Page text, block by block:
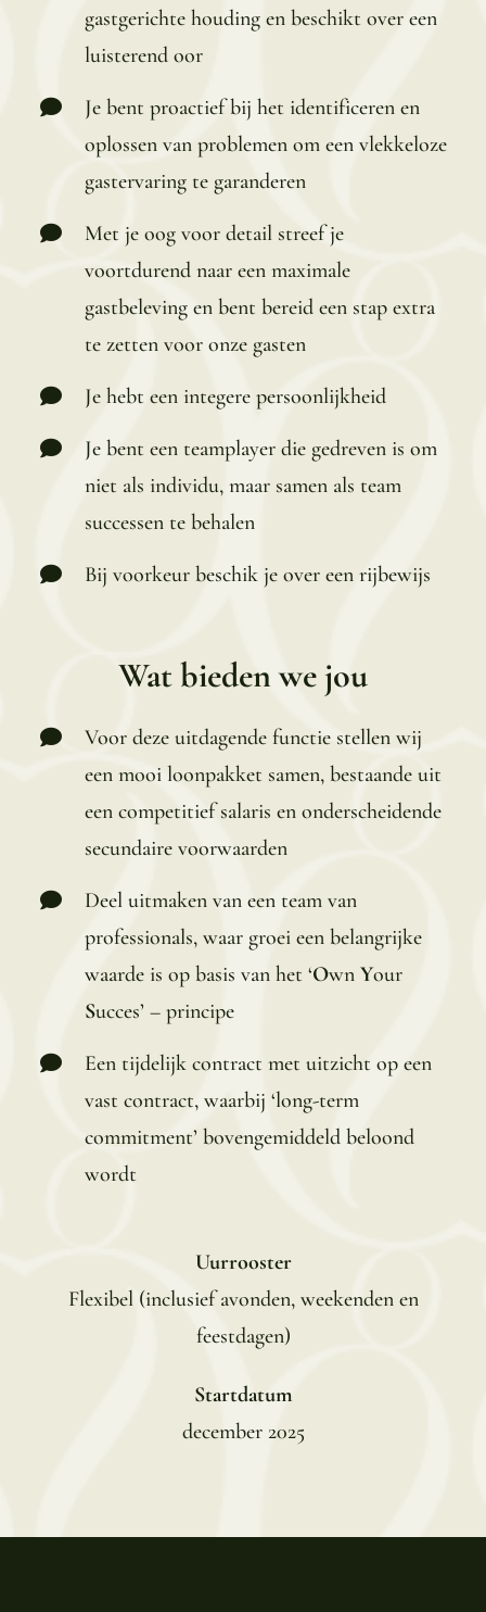
gastgerichte houding en beschikt over een
luisterend oor
Je bent proactief bij het identificeren en
oplossen van problemen om een vlekkeloze
gastervaring te garanderen
Met je oog voor detail streef je
voortdurend naar een maximale
gastbeleving en bent bereid een stap extra
te zetten voor onze gasten
Je hebt een integere persoonlijkheid
Je bent een teamplayer die gedreven is om
niet als individu, maar samen als team
successen te behalen
Bij voorkeur beschik je over een rijbewijs
Wat bieden we jou
Voor deze uitdagende functie stellen wij
een mooi loonpakket samen, bestaande uit
een competitief salaris en onderscheidende
secundaire voorwaarden
Deel uitmaken van een team van
professionals, waar groei een belangrijke
waarde is op basis van het ‘Own Your
Succes’ – principe
Een tijdelijk contract met uitzicht op een
vast contract, waarbij ‘long-term
commitment’ bovengemiddeld beloond
wordt
Uurrooster
Flexibel (inclusief avonden, weekenden en
feestdagen)
Startdatum
december 2025